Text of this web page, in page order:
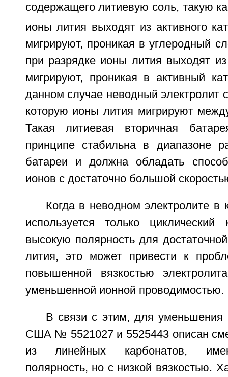
содержащего литиевую соль, такую
ионы лития выходят из активного
мигрируют, проникая в углеродный
при разрядке ионы лития выходят
мигрируют, проникая в активный
данном случае неводный электролит
которую ионы лития мигрируют
Такая литиевая вторичная
принципе стабильна в диапазоне
батареи и должна обладать
ионов с достаточно большой
Когда в неводном электролите в
используется только
высокую полярность для
лития, это может привести к
повышенной вязкостью
уменьшенной ионной проводимостью.
В связи с этим, для уменьшения
США № 5521027 и 5525443 описан
из линейных карбонатов,
полярность, но с низкой вязкостью.